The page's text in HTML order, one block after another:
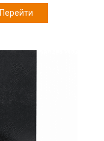
Перейти